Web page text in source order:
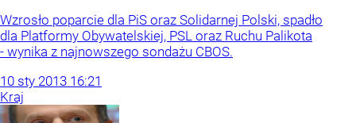
Wzrosło poparcie dla PiS oraz Solidarnej Polski, spadło
dla Platformy Obywatelskiej, PSL oraz Ruchu Palikota
- wynika z najnowszego sondażu CBOS.
10 sty 2013 16:21
Kraj